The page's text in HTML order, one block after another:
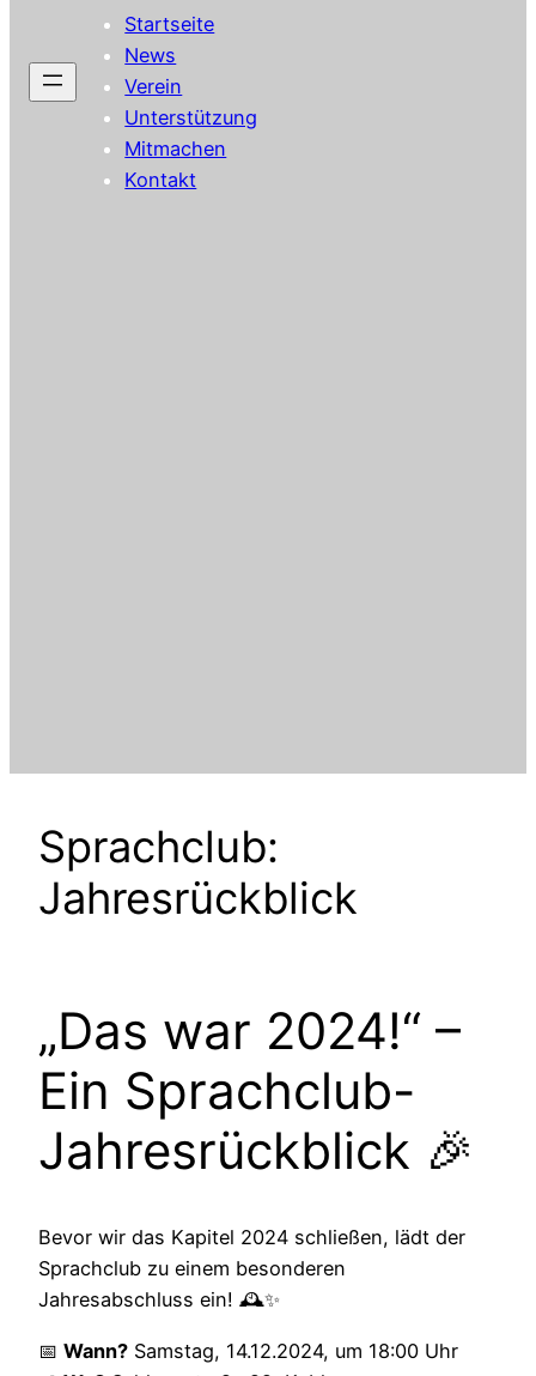
Startseite
News
Verein
Unterstützung
Mitmachen
Kontakt
Sprachclub:
Jahresrückblick
„Das war 2024!“ –
Ein Sprachclub-
Jahresrückblick 🎉
Bevor wir das Kapitel 2024 schließen, lädt der
Sprachclub zu einem besonderen
Jahresabschluss ein! 🕰✨
📅 Wann? Samstag, 14.12.2024, um 18:00 Uhr